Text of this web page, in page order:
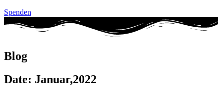
Spenden
Blog
Date: Januar,2022